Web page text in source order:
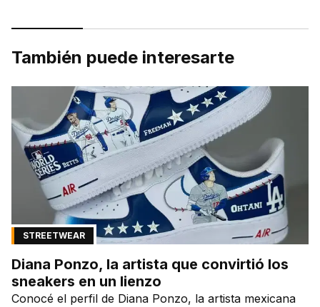
También puede interesarte
STREETWEAR
Diana Ponzo, la artista que convirtió los
sneakers en un lienzo
Conocé el perfil de Diana Ponzo, la artista mexicana